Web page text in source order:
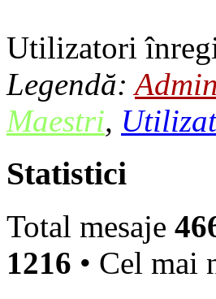
Utilizatori
Legendă:
Maestri,
Statistici
Total mesaje
1216 • Cel mai